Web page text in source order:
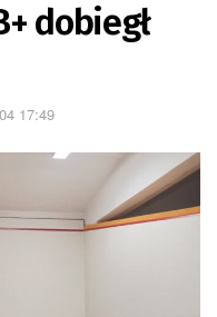
dobiegł
17:49